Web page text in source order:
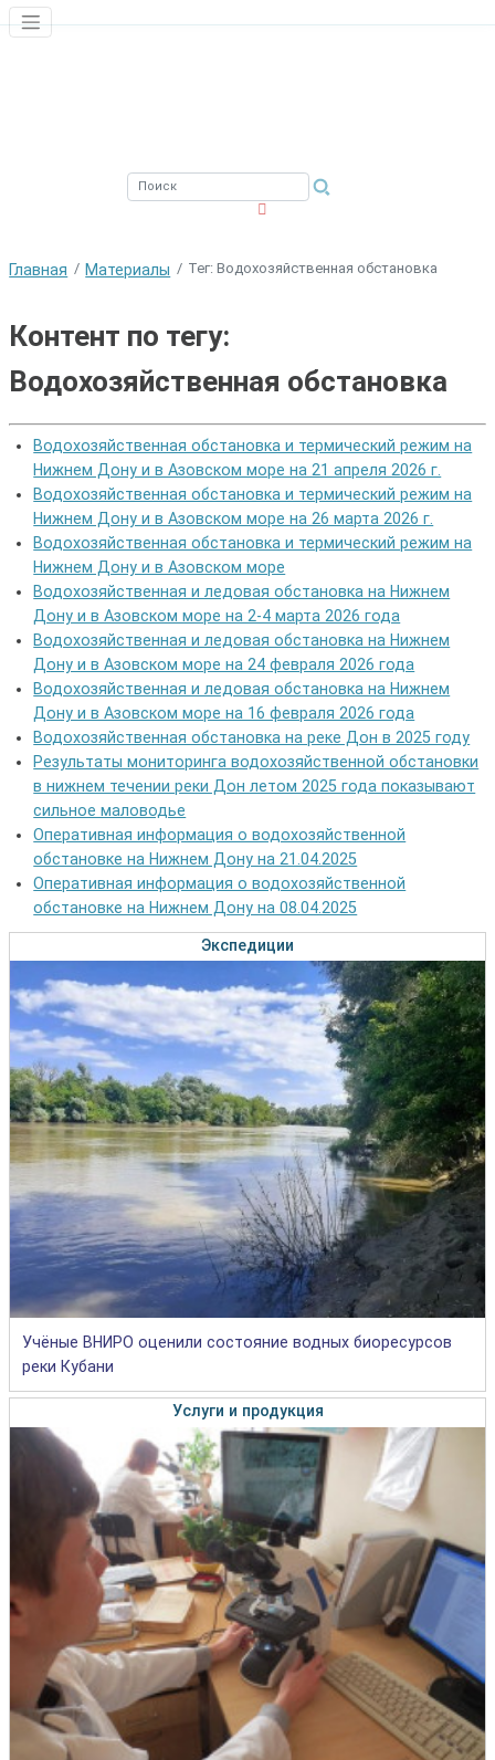
Главная Материалы Тег: Водохозяйственная обстановка
Контент по тегу:
Водохозяйственная обстановка
Водохозяйственная обстановка и термический режим на
Нижнем Дону и в Азовском море на 21 апреля 2026 г.
Водохозяйственная обстановка и термический режим на
Нижнем Дону и в Азовском море на 26 марта 2026 г.
Водохозяйственная обстановка и термический режим на
Нижнем Дону и в Азовском море
Водохозяйственная и ледовая обстановка на Нижнем
Дону и в Азовском море на 2-4 марта 2026 года
Водохозяйственная и ледовая обстановка на Нижнем
Дону и в Азовском море на 24 февраля 2026 года
Водохозяйственная и ледовая обстановка на Нижнем
Дону и в Азовском море на 16 февраля 2026 года
Водохозяйственная обстановка на реке Дон в 2025 году
Результаты мониторинга водохозяйственной обстановки
в нижнем течении реки Дон летом 2025 года показывают
сильное маловодье
Оперативная информация о водохозяйственной
обстановке на Нижнем Дону на 21.04.2025
Оперативная информация о водохозяйственной
обстановке на Нижнем Дону на 08.04.2025
Экспедиции
Учёные ВНИРО оценили состояние водных биоресурсов
реки Кубани
Услуги и продукция